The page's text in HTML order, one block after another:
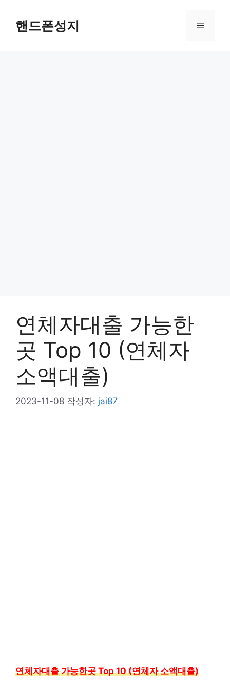
핸드폰성지 메
연체자대출 가능한
곳 Top 10 (연체자
소액대출)
2023-11-08 작성자: jai87
연체자대출 가능한곳 Top 10 (연체자 소액대출)